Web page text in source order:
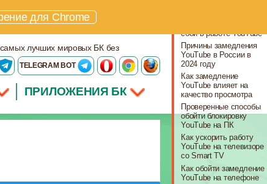
для Chrome
самых лучших мировых БК без
TELEGRAM BOT
ПРИЛОЖЕНИЯ БК
сбой в работе YouTube
Причины замедления
YouTube в России в
2024 году
Как замедление
YouTube влияет на
качество просмотра
Проверенные способы
обойти блокировку
YouTube на ПК
Как ускорить работу
YouTube на телевизоре
со Smart TV
Как обойти замедление
YouTube на телефоне